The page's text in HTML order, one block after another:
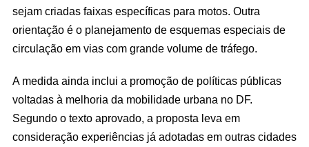
sejam criadas faixas específicas para motos. Outra
orientação é o planejamento de esquemas especiais de
circulação em vias com grande volume de tráfego.
A medida ainda inclui a promoção de políticas públicas
voltadas à melhoria da mobilidade urbana no DF.
Segundo o texto aprovado, a proposta leva em
consideração experiências já adotadas em outras cidades